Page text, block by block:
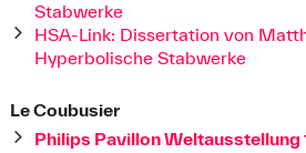
Stabwerke
HSA-Link: Dissertation von
Hyperbolische Stabwerke
Le Coubusier
Philips Pavillon Weltausstellung